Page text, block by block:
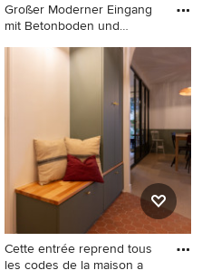
Großer Moderner Eingang
mit Betonboden und
Großer Moderner Eingang
mit Betonboden und grauem
Boden in Sonstige
Cette entrée reprend tous
les codes de la maison a